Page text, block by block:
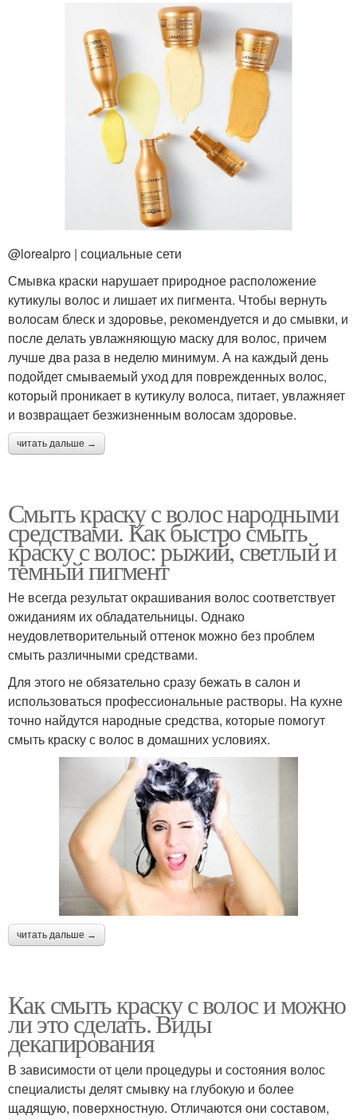
@lorealpro | социальные сети
Смывка краски нарушает природное расположение
кутикулы волос и лишает их пигмента. Чтобы вернуть
волосам блеск и здоровье, рекомендуется и до смывки, и
после делать увлажняющую маску для волос, причем
лучше два раза в неделю минимум. А на каждый день
подойдет смываемый уход для поврежденных волос,
который проникает в кутикулу волоса, питает, увлажняет
и возвращает безжизненным волосам здоровье.
читать дальше →
Смыть краску с волос народными
средствами. Как быстро смыть
краску с волос: рыжий, светлый и
темный пигмент
Не всегда результат окрашивания волос соответствует
ожиданиям их обладательницы. Однако
неудовлетворительный оттенок можно без проблем
смыть различными средствами.
Для этого не обязательно сразу бежать в салон и
использоваться профессиональные растворы. На кухне
точно найдутся народные средства, которые помогут
смыть краску с волос в домашних условиях.
читать дальше →
Как смыть краску с волос и можно
ли это сделать. Виды
декапирования
В зависимости от цели процедуры и состояния волос
специалисты делят смывку на глубокую и более
щадящую, поверхностную. Отличаются они составом,